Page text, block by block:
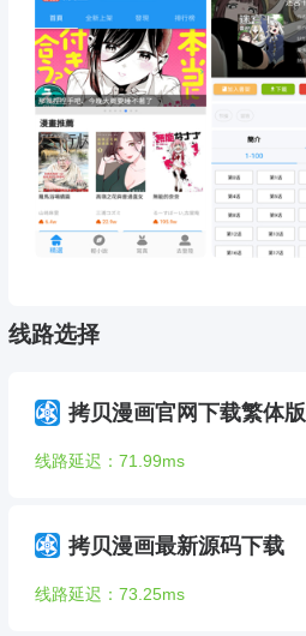
线路选择
拷贝漫画官网下载繁体版
线路延迟：71.99ms
拷贝漫画最新源码下载
线路延迟：73.25ms